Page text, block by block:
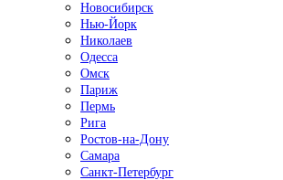
Новосибирск
Нью-Йорк
Николаев
Одесса
Омск
Париж
Пермь
Рига
Ростов-на-Дону
Самара
Санкт-Петербург